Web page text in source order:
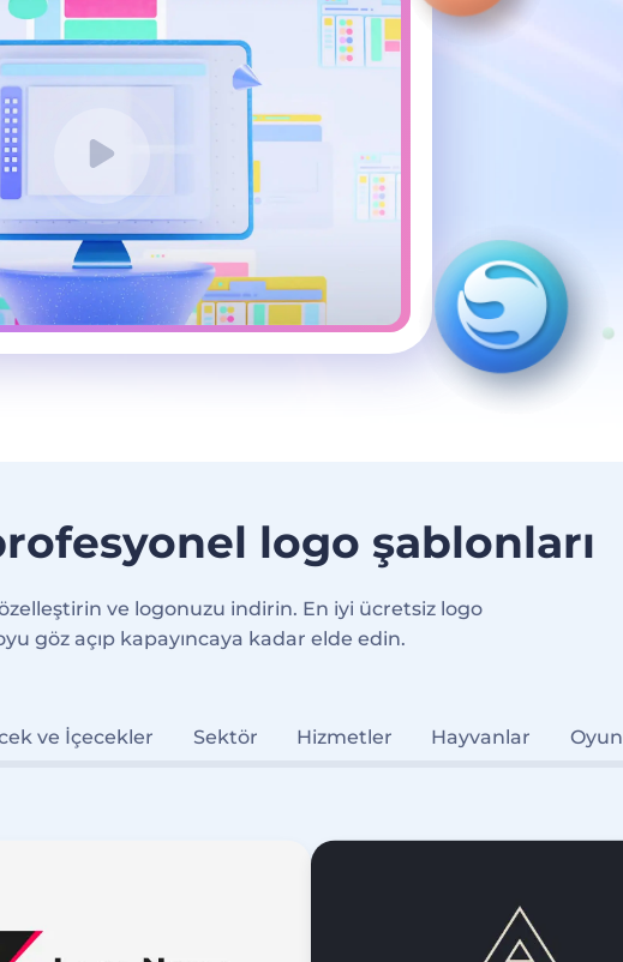
logo şablonları
ve logonuzu indirin. En iyi ücretsiz logo
göz açıp kapayıncaya kadar elde edin.
ve İçecekler Sektör Hizmetler Hayvanlar Oyun